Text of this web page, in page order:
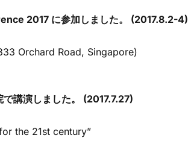
2017 に参加しました。 (2017.8.2-4)
Orchard Road, Singapore)
講演しました。 (2017.7.27)
the 21st century”